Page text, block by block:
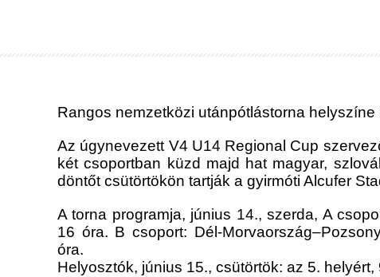
Rangos nemzetközi utánpótlástorna helyszíne
Az úgynevezett V4 U14 Regional Cup
két csoportban küzd majd hat magyar,
döntőt csütörtökön tartják a gyirmóti Alcufer
A torna programja, június 14., szerda, A
16 óra. B csoport: Dél-
óra.
Helyosztók, június 15., csütörtök: az 5.